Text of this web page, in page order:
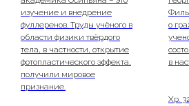
изучение и внедрение
фуллеренов. Труды учёного в
области физики твёрдого
тела, в частности, открытие
фотопластического эффекта,
получили мировое
признание.
о
в
Хр.